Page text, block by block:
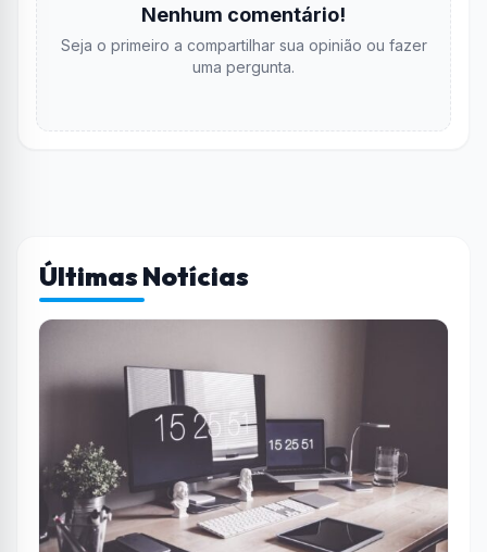
Nenhum comentário!
Seja o primeiro a compartilhar sua opinião ou fazer
uma pergunta.
Últimas Notícias